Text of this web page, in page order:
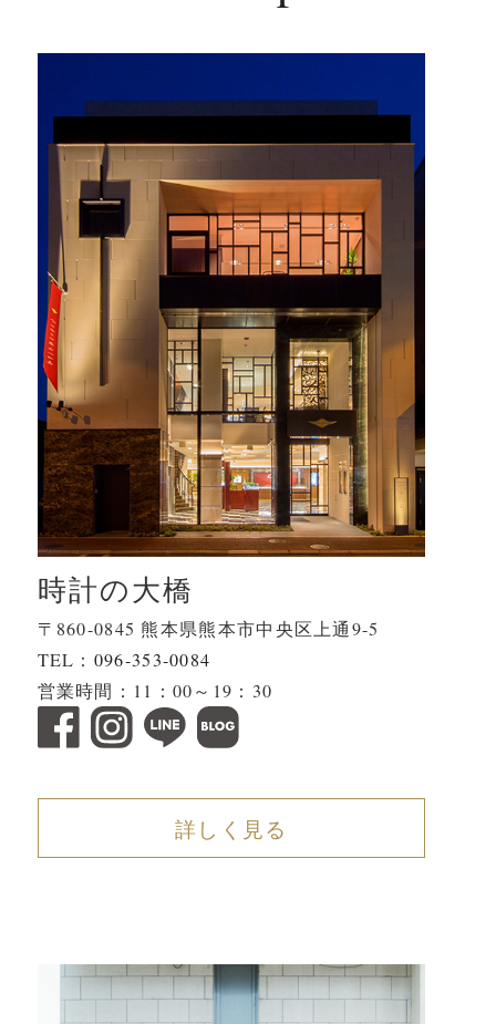
時計の大橋
〒860-0845 熊本県熊本市中央区上通9-5
TEL： 096-353-0084
営業時間：11：00～19：30
詳しく見る